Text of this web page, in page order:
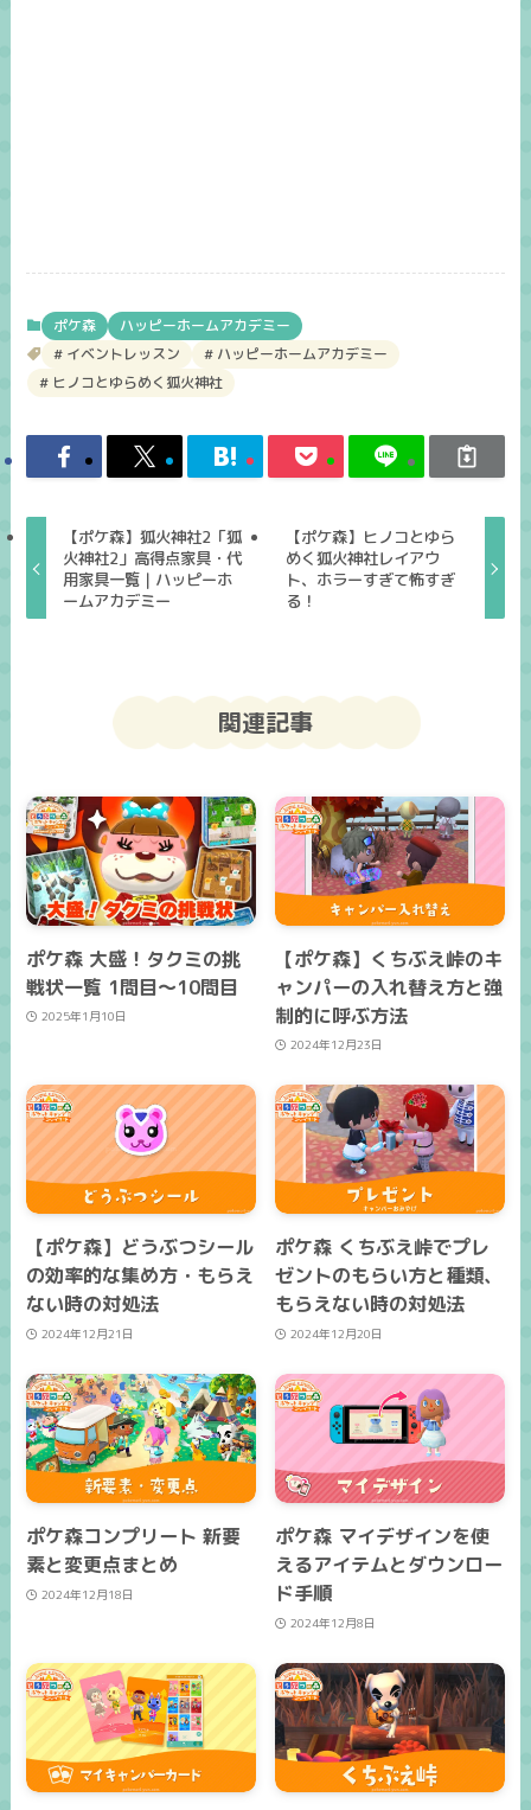
ポケ森
ハッピーホームアカデミー
イベントレッスン
ハッピーホームアカデミー
ヒノコとゆらめく狐火神社
【ポケ森】狐火神社2「狐
火神社2」高得点家具・代
用家具一覧｜ハッピーホ
ームアカデミー
【ポケ森】ヒノコとゆら
めく狐火神社レイアウ
ト、ホラーすぎて怖すぎ
る！
関連記事
ポケ森 大盛！タクミの挑
戦状一覧 1問目～10問目
2025年1月10日
【ポケ森】くちぶえ峠のキ
ャンパーの入れ替え方と強
制的に呼ぶ方法
2024年12月23日
【ポケ森】どうぶつシール
の効率的な集め方・もらえ
ない時の対処法
2024年12月21日
ポケ森 くちぶえ峠でプレ
ゼントのもらい方と種類、
もらえない時の対処法
2024年12月20日
ポケ森コンプリート 新要
素と変更点まとめ
2024年12月18日
ポケ森 マイデザインを使
えるアイテムとダウンロー
ド手順
2024年12月8日